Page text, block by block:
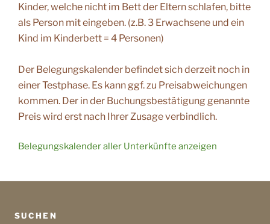
Kinder, welche nicht im Bett der Eltern schlafen, bitte
als Person mit eingeben. (z.B. 3 Erwachsene und ein
Kind im Kinderbett = 4 Personen)
Der Belegungskalender befindet sich derzeit noch in
einer Testphase. Es kann ggf. zu Preisabweichungen
kommen. Der in der Buchungsbestätigung genannte
Preis wird erst nach Ihrer Zusage verbindlich.
Belegungskalender aller Unterkünfte anzeigen
SUCHEN